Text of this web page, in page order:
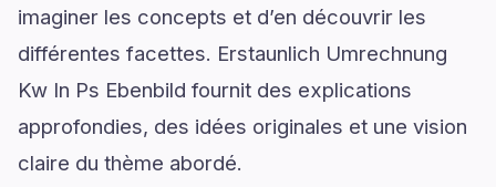
imaginer les concepts et d’en découvrir les
différentes facettes. Erstaunlich Umrechnung
Kw In Ps Ebenbild fournit des explications
approfondies, des idées originales et une vision
claire du thème abordé.